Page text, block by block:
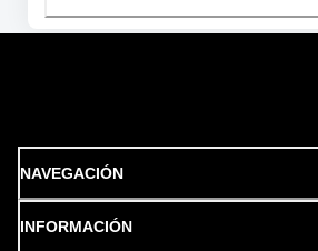
NAVEGACIÓN
INFORMACIÓN